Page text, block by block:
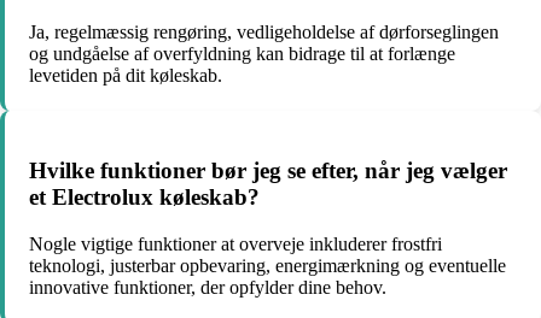
Ja, regelmæssig rengøring, vedligeholdelse af dørforseglingen
og undgåelse af overfyldning kan bidrage til at forlænge
levetiden på dit køleskab.
Hvilke funktioner bør jeg se efter, når jeg vælger
et Electrolux køleskab?
Nogle vigtige funktioner at overveje inkluderer frostfri
teknologi, justerbar opbevaring, energimærkning og eventuelle
innovative funktioner, der opfylder dine behov.